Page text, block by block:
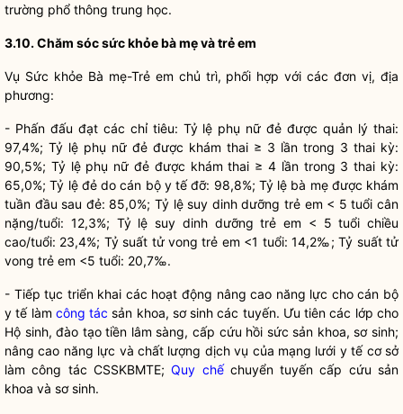
trường phổ thông trung học.
3.10. Chăm sóc sức khỏe bà mẹ và trẻ em
Vụ Sức khỏe Bà mẹ-Trẻ em chủ trì, phối hợp với các đơn vị, địa
phương:
- Phấn đấu đạt các chỉ tiêu: Tỷ lệ phụ nữ đẻ được quản lý thai:
97,4%; Tỷ lệ phụ nữ đẻ được khám thai ≥ 3 lần trong 3 thai kỳ:
90,5%; Tỷ lệ phụ nữ đẻ được khám thai ≥ 4 lần trong 3 thai kỳ:
65,0%; Tỷ lệ đẻ do cán bộ y tế đỡ: 98,8%; Tỷ lệ bà mẹ được khám
tuần đầu sau đẻ: 85,0%; Tỷ lệ suy dinh dưỡng trẻ em < 5 tuổi cân
nặng/tuổi: 12,3%; Tỷ lệ suy dinh dưỡng trẻ em < 5 tuổi chiều
cao/tuổi: 23,4%; Tỷ suất tử vong trẻ em <1 tuổi: 14,2‰; Tỷ suất tử
vong trẻ em <5 tuổi: 20,7‰.
- Tiếp tục triển khai các hoạt động nâng cao năng lực cho cán bộ
y tế làm công tác sản khoa, sơ sinh các tuyến. Ưu tiên các lớp cho
Hộ sinh, đào tạo tiền lâm sàng, cấp cứu hồi sức sản khoa, sơ sinh;
nâng cao năng lực và chất lượng dịch vụ của mạng lưới y tế cơ sở
làmcông tác CSSKBMTE;Quy chếchuyển tuyến cấp cứu sản
khoa và sơ sinh.